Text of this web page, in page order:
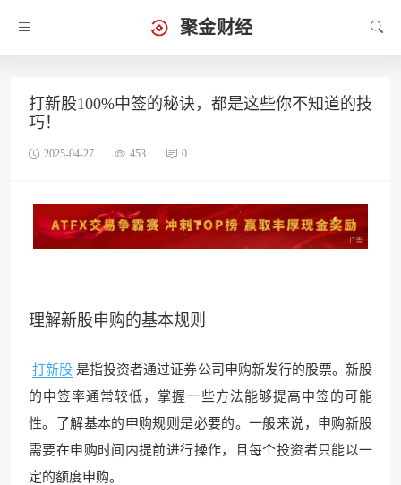
聚金财经
打新股100%中签的秘诀，都是这些你不知道的技
巧！
2025-04-27 453 0
理解新股申购的基本规则
打新股 是指投资者通过证券公司申购新发行的股票。新股
的中签率通常较低，掌握一些方法能够提高中签的可能
性。了解基本的申购规则是必要的。一般来说，申购新股
需要在申购时间内提前进行操作，且每个投资者只能以一
定的额度申购。